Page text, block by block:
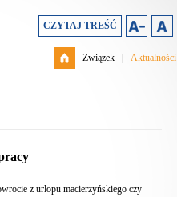
CZYTAJ TREŚĆ
Związek Aktualności
z urlopu macierzyńskiego czy